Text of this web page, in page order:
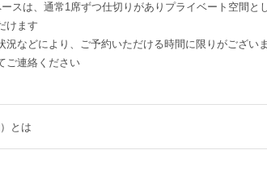
スは、通常1席ずつ仕切りがありプライベート空間と
けます
などにより、ご予約いただける時間に限りがございま
ご連絡ください
とは